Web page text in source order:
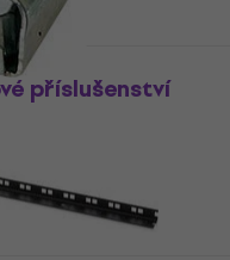
příslušenství